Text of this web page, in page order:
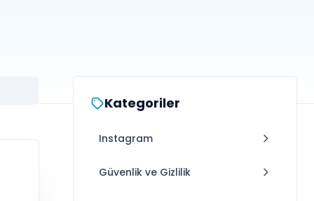
Kategoriler
Instagram
Güvenlik ve Gizlilik